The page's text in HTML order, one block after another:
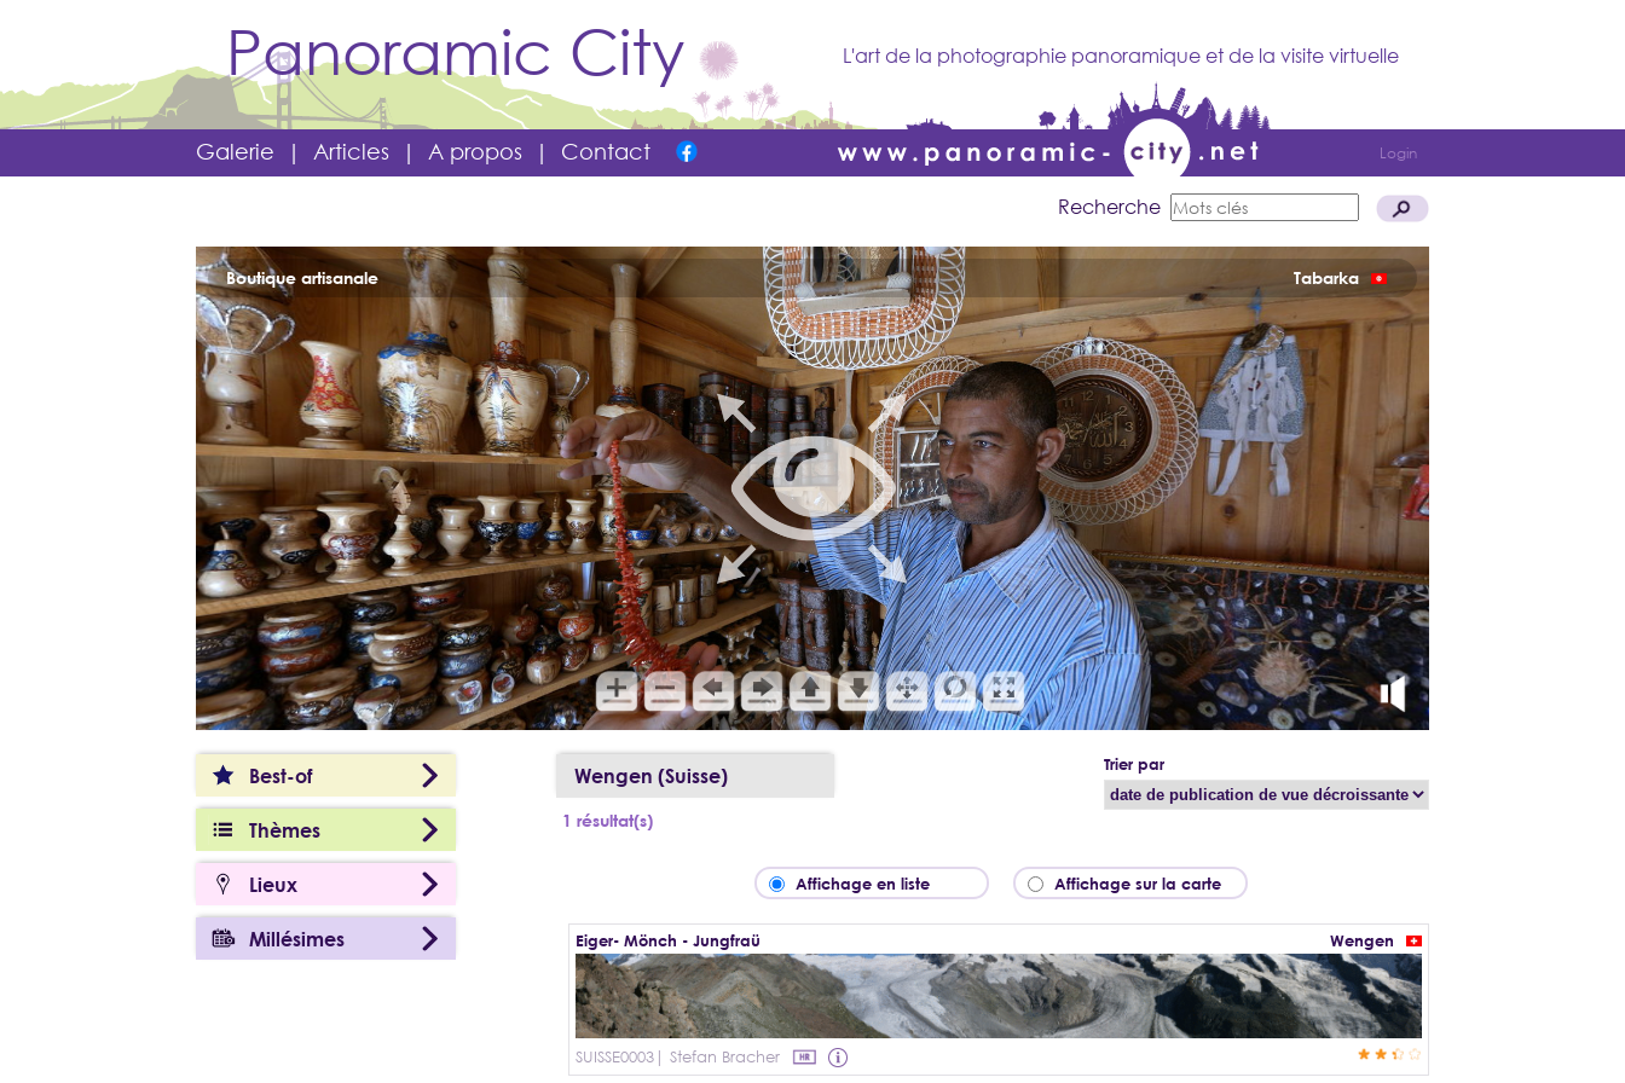
Panoramic City L'art de la photographie panoramique et de la visite virtuelle
Galerie | Articles | A propos | Contact Login
Recherche
Best-of
Thèmes
Lieux
Millésimes
Wengen (Suisse)
1 résultat(s)
Trier par
Affichage en liste Affichage sur la carte
Eiger- Mönch - Jungfraü Wengen
SUISSE0003 | Stefan Bracher